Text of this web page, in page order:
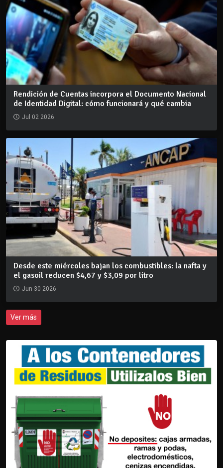
Rendición de Cuentas incorpora el Documento Nacional
de Identidad Digital: cómo funcionará y qué cambia
Jul 02 2026
Desde este miércoles bajan los combustibles: la nafta y
el gasoil reducen $4,67 y $3,09 por litro
Jun 30 2026
Ver más